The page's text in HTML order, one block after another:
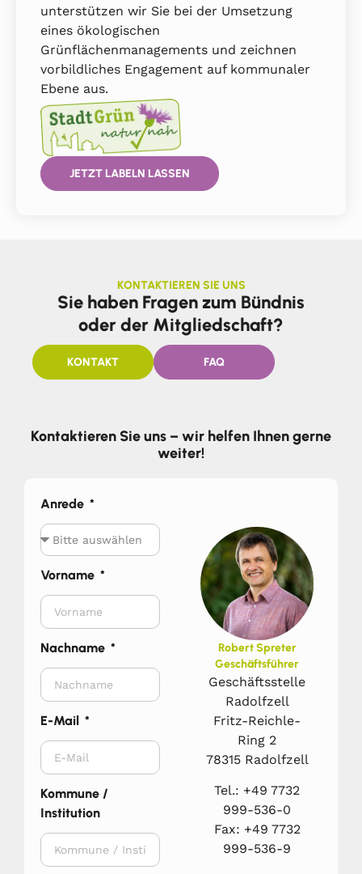
unterstützen wir Sie bei der Umsetzung
eines ökologischen
Grünflächenmanagements und zeichnen
vorbildliches Engagement auf kommunaler
Ebene aus.
JETZT LABELN LASSEN
KONTAKTIEREN SIE UNS
Sie haben Fragen zum Bündnis
oder der Mitgliedschaft?
KONTAKT FAQ
Kontaktieren Sie uns – wir helfen Ihnen gerne
weiter!
Anrede
Vorname
Nachname
E-Mail
Kommune /
Institution
Robert Spreter
Geschäftsführer
Geschäftsstelle
Radolfzell
Fritz-Reichle-
Ring 2
78315 Radolfzell
Tel.: +49 7732
999-536-0
Fax: +49 7732
999-536-9